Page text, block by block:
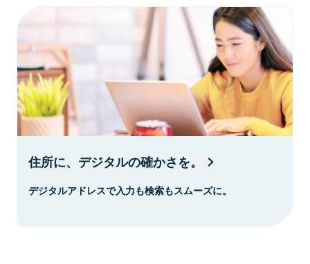
住所に、デジタルの確かさを。
デジタルアドレスで入力も検索もスムーズに。